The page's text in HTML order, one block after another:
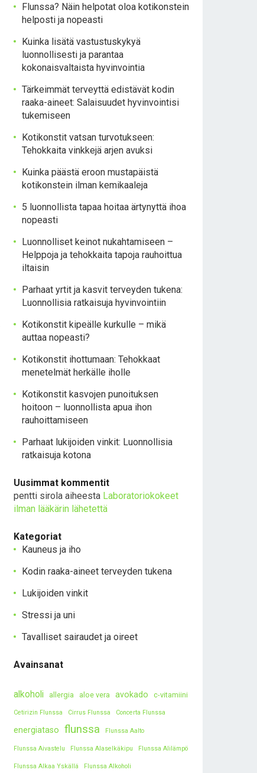
Flunssa? Näin helpotat oloa kotikonstein
helposti ja nopeasti
Kuinka lisätä vastustuskykyä
luonnollisesti ja parantaa
kokonaisvaltaista hyvinvointia
Tärkeimmät terveyttä edistävät kodin
raaka-aineet: Salaisuudet hyvinvointisi
tukemiseen
Kotikonstit vatsan turvotukseen:
Tehokkaita vinkkejä arjen avuksi
Kuinka päästä eroon mustapäistä
kotikonstein ilman kemikaaleja
5 luonnollista tapaa hoitaa ärtynyttä ihoa
nopeasti
Luonnolliset keinot nukahtamiseen –
Helppoja ja tehokkaita tapoja rauhoittua
iltaisin
Parhaat yrtit ja kasvit terveyden tukena:
Luonnollisia ratkaisuja hyvinvointiin
Kotikonstit kipeälle kurkulle – mikä
auttaa nopeasti?
Kotikonstit ihottumaan: Tehokkaat
menetelmät herkälle iholle
Kotikonstit kasvojen punoituksen
hoitoon – luonnollista apua ihon
rauhoittamiseen
Parhaat lukijoiden vinkit: Luonnollisia
ratkaisuja kotona
Uusimmat kommentit
pentti sirola aiheesta Laboratoriokokeet
ilman lääkärin lähetettä
Kategoriat
Kauneus ja iho
Kodin raaka-aineet terveyden tukena
Lukijoiden vinkit
Stressi ja uni
Tavalliset sairaudet ja oireet
Avainsanat
alkoholi allergia aloe vera avokado c-vitamiini
Cetirizin Flunssa Cirrus Flunssa Concerta Flunssa
energiataso flunssa Flunssa Aalto
Flunssa Aivastelu Flunssa Alaselkäkipu Flunssa Alilämpö
Flunssa Alkaa Yskällä Flunssa Alkoholi